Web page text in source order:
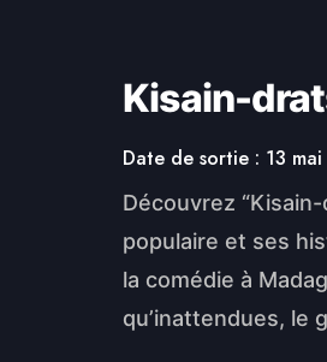
Kisain-
Date de sortie : 13
Découvrez
populaire et ses
la comédie à
qu’inattendues, le